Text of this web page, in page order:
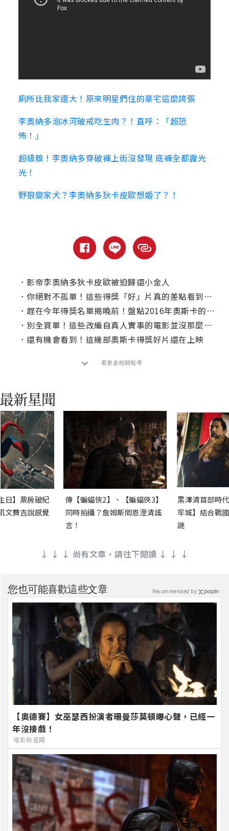
廁所比我家還大！原來明星們住的豪宅這麼誇張
李奧納多泡冰河破戒吃生肉？！直呼：「超恐
怖！」
超級糗！李奧納多穿破褲上街沒發現 底褲全都露光
光！
野狼變家犬？李奧納多狄卡皮歐想婚了？！
． 影帝李奧納多狄卡皮歐被迫歸還小金人
． 你絕對不孤單！這些得獎「好」片真的差點看到睡著
． 趕在今年得獎名單揭曉前！盤點2016年奧斯卡的傲人新紀錄
． 別全買單！這些改編自真人實事的電影並沒那麼「真實」！(Part 2)
． 還有機會看到！這幾部奧斯卡得獎好片還在上映
看更多相關報導
日】票房破紀
文費吉說感覺
傳【蝙蝠俠2】、【蝙蝠俠3】
同時拍攝？詹姆斯岡恩澄清謠
言！
黑澤清首部時
牢城】結合戰
謎
↓ ↓ ↓ 尚有文章，請往下閱讀 ↓ ↓ ↓
您也可能喜歡這些文章
【奧德賽】女巫瑟西扮演者珊曼莎莫頓曝心聲，已經一
年沒接戲！
電影新星聞
Recommended by